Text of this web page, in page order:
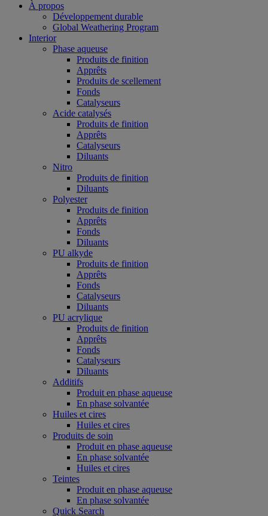
À propos
Développement durable
Global Weathering Program
Interior
Phase aqueuse
Produits de finition
Apprêts
Produits de scellement
Fonds
Catalyseurs
Acide catalysés
Produits de finition
Apprêts
Catalyseurs
Diluants
Nitro
Produits de finition
Diluants
Polyester
Produits de finition
Apprêts
Fonds
Diluants
PU alkyde
Produits de finition
Apprêts
Fonds
Catalyseurs
Diluants
PU acrylique
Produits de finition
Apprêts
Fonds
Catalyseurs
Diluants
Additifs
Produit en phase aqueuse
En phase solvantée
Huiles et cires
Huiles et cires
Produits de soin
Produit en phase aqueuse
En phase solvantée
Huiles et cires
Teintes
Produit en phase aqueuse
En phase solvantée
Quick Search